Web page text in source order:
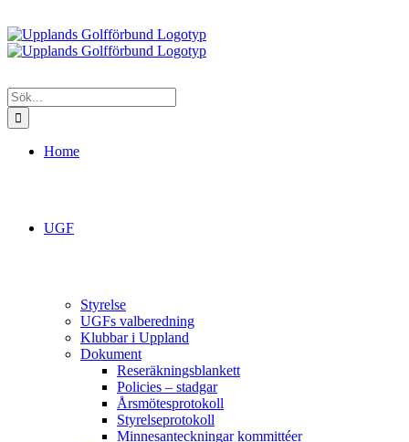
Sök
efter:
Home
UGF
Styrelse
UGFs valberedning
Klubbar i Uppland
Dokument
Reseräkningsblankett
Policies – stadgar
Årsmötesprotokoll
Styrelseprotokoll
Minnesanteckningar kommittéer